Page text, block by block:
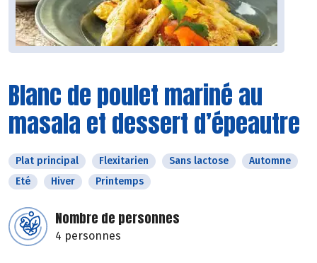
Blanc de poulet mariné au
masala et dessert d’épeautre
Plat principal Flexitarien Sans lactose
Automne
Eté
Hiver Printemps
Nombre de personnes
4 personnes